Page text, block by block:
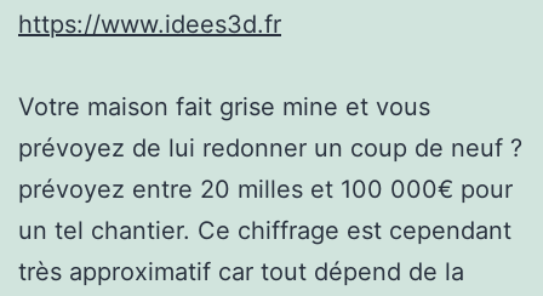
https://www.idees3d.fr
Votre maison fait grise mine et vous
prévoyez de lui redonner un coup de neuf ?
prévoyez entre 20 milles et 100 000€ pour
un tel chantier. Ce chiffrage est cependant
très approximatif car tout dépend de la